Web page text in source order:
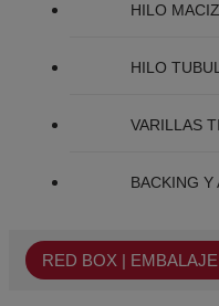
HILO
HILO
VARILLAS
BACKING Y
RED BOX |